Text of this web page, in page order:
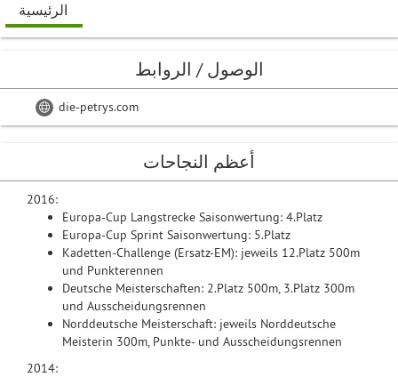
الرئيسية
الوصول / الروابط
die-petrys.com
أعظم النجاحات
2016:
Europa-Cup Langstrecke Saisonwertung: 4.Platz
Europa-Cup Sprint Saisonwertung: 5.Platz
Kadetten-Challenge (Ersatz-EM): jeweils 12.Platz 500m
und Punkterennen
Deutsche Meisterschaften: 2.Platz 500m, 3.Platz 300m
und Ausscheidungsrennen
Norddeutsche Meisterschaft: jeweils Norddeutsche
Meisterin 300m, Punkte- und Ausscheidungsrennen
2014: